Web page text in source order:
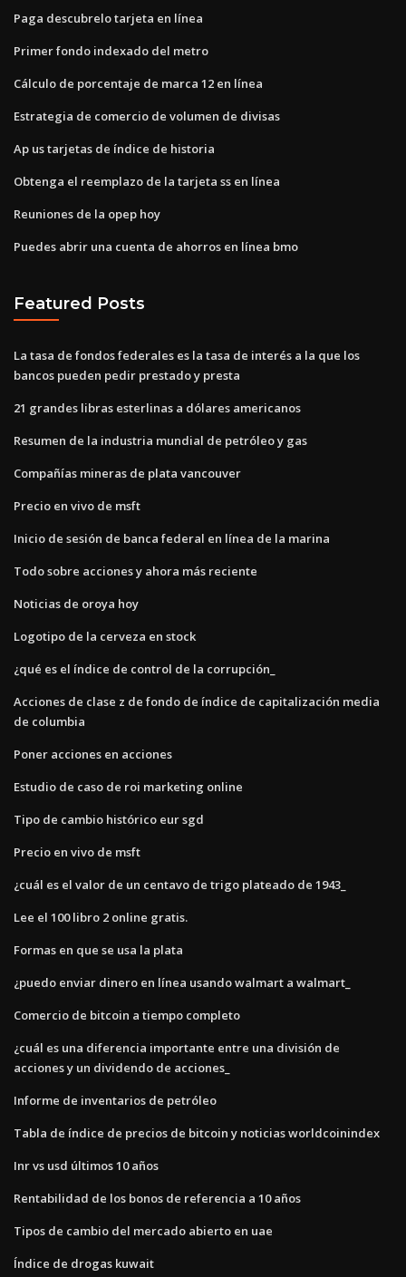
Paga descubrelo tarjeta en línea
Primer fondo indexado del metro
Cálculo de porcentaje de marca 12 en línea
Estrategia de comercio de volumen de divisas
Ap us tarjetas de índice de historia
Obtenga el reemplazo de la tarjeta ss en línea
Reuniones de la opep hoy
Puedes abrir una cuenta de ahorros en línea bmo
Featured Posts
La tasa de fondos federales es la tasa de interés a la que los
bancos pueden pedir prestado y presta
21 grandes libras esterlinas a dólares americanos
Resumen de la industria mundial de petróleo y gas
Compañías mineras de plata vancouver
Precio en vivo de msft
Inicio de sesión de banca federal en línea de la marina
Todo sobre acciones y ahora más reciente
Noticias de oroya hoy
Logotipo de la cerveza en stock
¿qué es el índice de control de la corrupción_
Acciones de clase z de fondo de índice de capitalización media
de columbia
Poner acciones en acciones
Estudio de caso de roi marketing online
Tipo de cambio histórico eur sgd
Precio en vivo de msft
¿cuál es el valor de un centavo de trigo plateado de 1943_
Lee el 100 libro 2 online gratis.
Formas en que se usa la plata
¿puedo enviar dinero en línea usando walmart a walmart_
Comercio de bitcoin a tiempo completo
¿cuál es una diferencia importante entre una división de
acciones y un dividendo de acciones_
Informe de inventarios de petróleo
Tabla de índice de precios de bitcoin y noticias worldcoinindex
Inr vs usd últimos 10 años
Rentabilidad de los bonos de referencia a 10 años
Tipos de cambio del mercado abierto en uae
Índice de drogas kuwait